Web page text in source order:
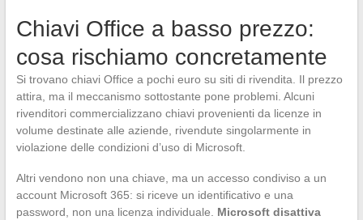
Chiavi Office a basso prezzo:
cosa rischiamo concretamente
Si trovano chiavi Office a pochi euro su siti di rivendita. Il prezzo
attira, ma il meccanismo sottostante pone problemi. Alcuni
rivenditori commercializzano chiavi provenienti da licenze in
volume destinate alle aziende, rivendute singolarmente in
violazione delle condizioni d’uso di Microsoft.
Altri vendono non una chiave, ma un accesso condiviso a un
account Microsoft 365: si riceve un identificativo e una
password, non una licenza individuale. Microsoft disattiva